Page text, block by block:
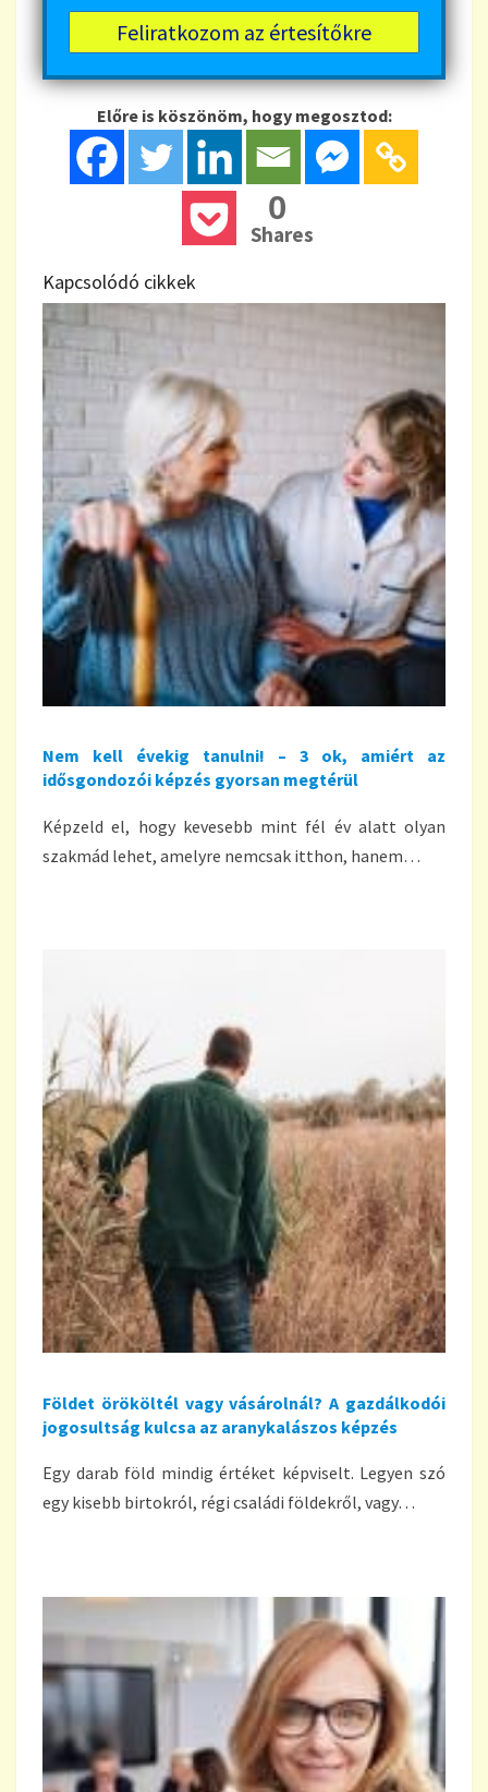
Előre is köszönöm, hogy megosztod:
0
Shares
Kapcsolódó cikkek
Nem kell évekig tanulni! – 3 ok, amiért az
idősgondozói képzés gyorsan megtérül
Képzeld el, hogy kevesebb mint fél év alatt olyan
szakmád lehet, amelyre nemcsak itthon, hanem…
Földet örököltél vagy vásárolnál? A gazdálkodói
jogosultság kulcsa az aranykalászos képzés
Egy darab föld mindig értéket képviselt. Legyen szó
egy kisebb birtokról, régi családi földekről, vagy…